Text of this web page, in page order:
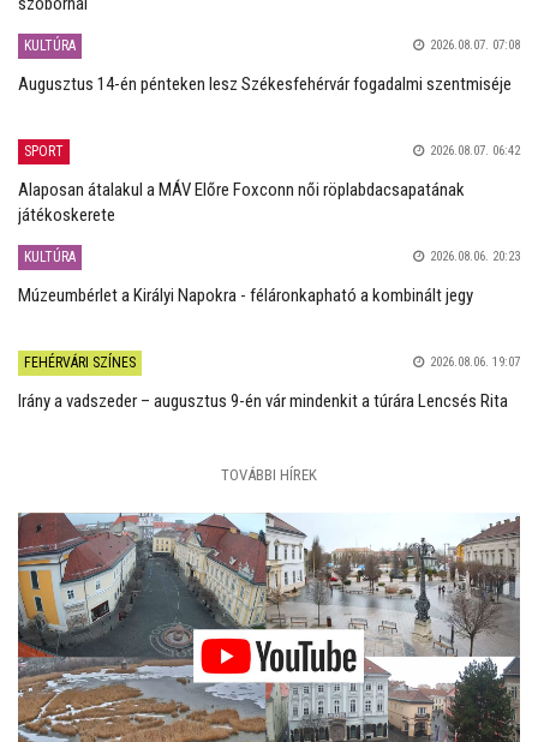
KULTÚRA 2026.08.07. 07:08
Augusztus 14-én pénteken lesz Székesfehérvár fogadalmi szentmiséje
SPORT 2026.08.07. 06:42
Alaposan átalakul a MÁV Előre Foxconn női röplabdacsapatának
játékoskerete
KULTÚRA 2026.08.06. 20:23
Múzeumbérlet a Királyi Napokra - féláronkapható a kombinált jegy
FEHÉRVÁRI SZÍNES 2026.08.06. 19:07
Irány a vadszeder – augusztus 9-én vár mindenkit a túrára Lencsés Rita
TOVÁBBI HÍREK